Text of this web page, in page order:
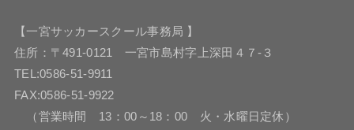
【一宮サッカースクール事務局 】
住所：〒491-0121 一宮市島村字上深田４７-３
TEL:0586-51-9911
FAX:0586-51-9922
（営業時間 13：00～18：00 火・水曜日定休）